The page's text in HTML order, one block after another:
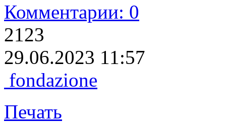
Комментарии: 0
2123
29.06.2023 11:57
fondazione
Печать